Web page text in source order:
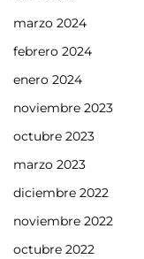
marzo 2024
febrero 2024
enero 2024
noviembre 2023
octubre 2023
marzo 2023
diciembre 2022
noviembre 2022
octubre 2022